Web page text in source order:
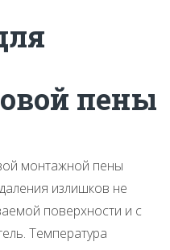
пены
монтажной пены
излишков не
поверхности и с
Температура